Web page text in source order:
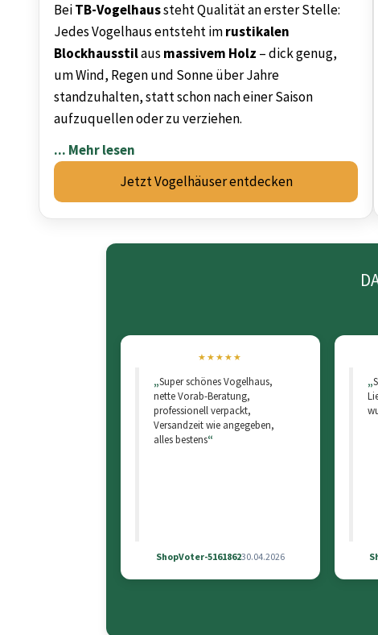
BeiTB-Vogelhaussteht Qualität an erster Stelle:
Jedes Vogelhaus entsteht imrustikalen
Blockhausstilaus massivem Holz – dick genug,
um Wind, Regen und Sonne über Jahre
standzuhalten, statt schon nach einer Saison
aufzuquellen oder zu verziehen.
... Mehr lesen
Jetzt Vogelhäuser entdecken
★★★★★
5 von 5 Sternen
Super schönes Vogelhaus,
nette Vorab-Beratung,
professionell verpackt,
Versandzeit wie angegeben,
alles bestens
ShopVoter-516186230.04.2026
5